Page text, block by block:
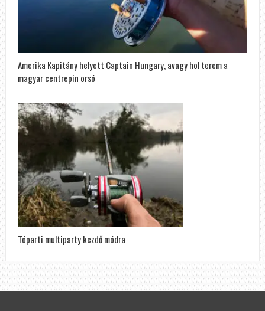
Amerika Kapitány helyett Captain Hungary, avagy hol terem a
magyar centrepin orsó
Tóparti multiparty kezdő módra